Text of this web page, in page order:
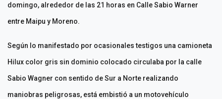
domingo, alrededor de las 21 horas en Calle Sabio Warner
entre Maipu y Moreno.
Según lo manifestado por ocasionales testigos una camioneta
Hilux color gris sin dominio colocado circulaba por la calle
Sabio Wagner con sentido de Sur a Norte realizando
maniobras peligrosas, está embistió a un motovehículo